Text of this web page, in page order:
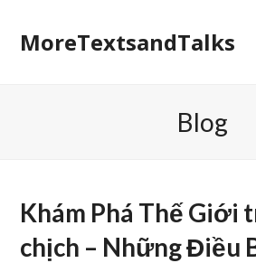
MoreTextsandTalks
Blog
Khám Phá Thế Giới
chịch – Những Điều